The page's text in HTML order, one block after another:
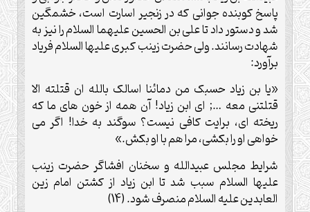
پاسخ کوبنده جوانی که در زنجیر اسارت است، خشمگین
شد و دستور داد تا علی بن الحسین علیهما السلام را نیز به
شهادت رسانند. ولی حضرت زینب کبری علیها السلام فریاد
برآورد:
«یا بن زیاد حسبک من دمائنا اسالک بالله ان قتلته الا
قتلتنی معه …; ای ابن زیاد! آن همه از خون های ما که
ریخته ای، برایت کافی نیست؟ سوگند به خدا! اگر می
خواهی او را بکشی، مرا هم با او بکش.»
شرایط مجلس عبیدالله و سخنان افشاگر حضرت زینب
علیها السلام سبب شد تا ابن زیاد از کشتن امام زین
العابدین علیه السلام منصرف شود. (14)